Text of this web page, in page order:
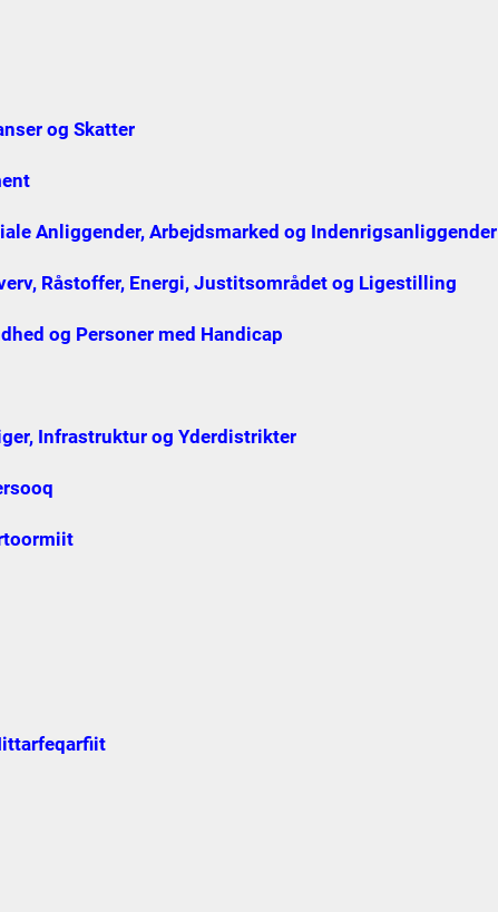
og Skatter
Anliggender, Arbejdsmarked og Indenrigsanliggender
Råstoffer, Energi, Justitsområdet og Ligestilling
og Personer med Handicap
Infrastruktur og Yderdistrikter